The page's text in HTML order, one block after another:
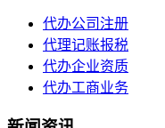
代办公司注册
代理记账报税
代办企业资质
代办工商业务